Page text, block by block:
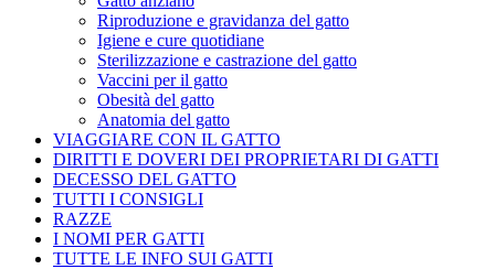
Riproduzione e gravidanza del gatto
Igiene e cure quotidiane
Sterilizzazione e castrazione del gatto
Vaccini per il gatto
Obesità del gatto
Anatomia del gatto
VIAGGIARE CON IL GATTO
DIRITTI E DOVERI DEI PROPRIETARI DI GATTI
DECESSO DEL GATTO
TUTTI I CONSIGLI
RAZZE
I NOMI PER GATTI
TUTTE LE INFO SUI GATTI